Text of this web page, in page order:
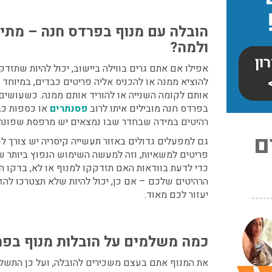
★
★
★
הובלה עם מנוף בפרדס חנה –
ולמה?
אפילו אם אתם גרים בווילה ביישוב, יכול להיות
להוציא ממנה או להכניס אליה פריטים כבדים,
אותם לקומה השנייה או להוריד אותם ממנה.
בפרדס חנהמובילים איתו לרוב פסנתרים או כספות
רהיטים במידה שבחדר שבו נמצאים יש מרפסת
גם למפעלים גדולים באזור תעשייה קיסריה יש צורך
פריטים למשאיות, וזה למעשה השימוש הנפוץ ביותר
כדי לדעת בוודאות האם תזדקקו למנוף או לא, בדקו
הרהיטים שלכם – אם כן, יכול להיות שלא תצטרכו
יעזור לכם מאוד.
כמה משלמים על הובלות מנוף
את המנוף אתם בעצם משכירים להובלה, ועל כן